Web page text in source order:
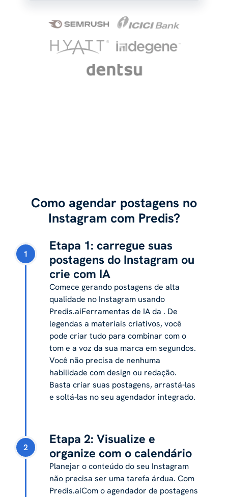
Como agendar postagens no
Instagram com Predis?
1
Etapa 1: carregue suas
postagens do Instagram ou
crie com IA
Comece gerando postagens de alta
qualidade no Instagram usando
Predis.aiFerramentas de IA da . De
legendas a materiais criativos, você
pode criar tudo para combinar com o
tom e a voz da sua marca em segundos.
Você não precisa de nenhuma
habilidade com design ou redação.
Basta criar suas postagens, arrastá-las
e soltá-las no seu agendador integrado.
2
Etapa 2: Visualize e
organize com o calendário
Planejar o conteúdo do seu Instagram
não precisa ser uma tarefa árdua. Com
Predis.aiCom o agendador de postagens